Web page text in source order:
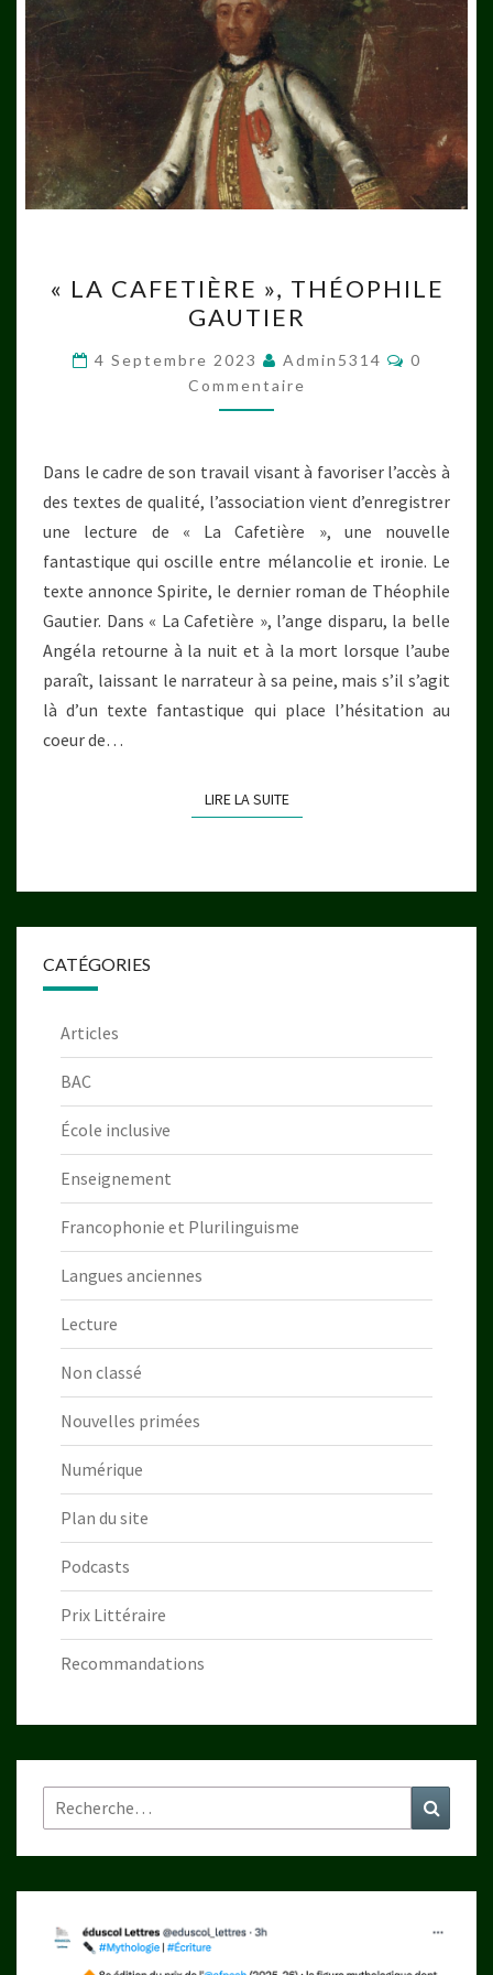
CAFETIÈRE »,
THÉOPHILE
GAUTIER
« LA CAFETIÈRE », THÉOPHILE
GAUTIER
4 Septembre 2023 Admin5314
0
Commentaire
Dans le cadre de son travail visant à favoriser l’accès à
des textes de qualité, l’association vient d’enregistrer
une lecture de « La Cafetière », une nouvelle
fantastique qui oscille entre mélancolie et ironie. Le
texte annonce Spirite, le dernier roman de Théophile
Gautier. Dans « La Cafetière », l’ange disparu, la belle
Angéla retourne à la nuit et à la mort lorsque l’aube
paraît, laissant le narrateur à sa peine, mais s’il s’agit
là d’un texte fantastique qui place l’hésitation au
coeur de…
LIRE LA SUITELIRE LA SUITE
CATÉGORIES
Articles
BAC
École inclusive
Enseignement
Francophonie et Plurilinguisme
Langues anciennes
Lecture
Non classé
Nouvelles primées
Numérique
Plan du site
Podcasts
Prix Littéraire
Recommandations
Rechercher :